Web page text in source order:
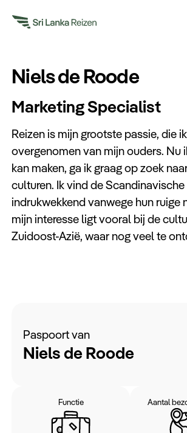
Keuzehulp
Alle
Reissoorten
Meer
Budget
Zoeken
Niels de Roode
Marketing Specialist
Reizen is mijn grootste passie, die
overgenomen van mijn ouders. Nu
kan maken, ga ik graag op zoek
culturen. Ik vind de
indrukwekkend vanwege hun ruige
mijn interesse ligt vooral bij de
Zuidoost-Azië, waar nog veel te
Paspoort van
Niels de Roode
Functie Aantal